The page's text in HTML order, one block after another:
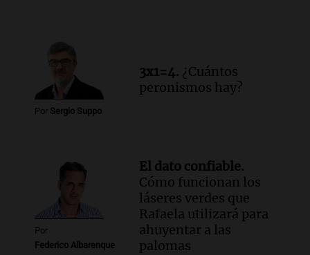
Por Sergio Suppo
3x1=4. ¿Cuántos
peronismos hay?
Por
Federico Albarenque
El dato confiable.
Cómo funcionan los
láseres verdes que
Rafaela utilizará para
ahuyentar a las
palomas